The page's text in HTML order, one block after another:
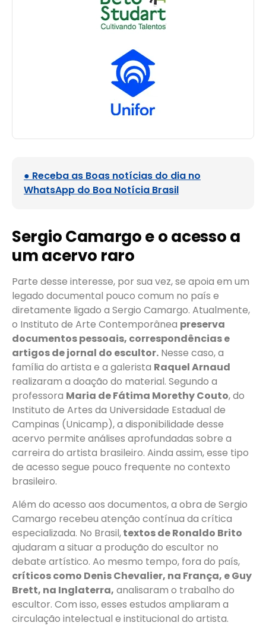
● Receba as Boas notícias do dia no
WhatsApp do Boa Notícia Brasil
Sergio Camargo e o acesso a
um acervo raro
Parte desse interesse, por sua vez, se apoia em um
legado documental pouco comum no país e
diretamente ligado a Sergio Camargo. Atualmente,
o Instituto de Arte Contemporânea preserva
documentos pessoais, correspondências e
artigos de jornal do escultor. Nesse caso, a
família do artista e a galerista Raquel Arnaud
realizaram a doação do material. Segundo a
professora Maria de Fátima Morethy Couto, do
Instituto de Artes da Universidade Estadual de
Campinas (Unicamp), a disponibilidade desse
acervo permite análises aprofundadas sobre a
carreira do artista brasileiro. Ainda assim, esse tipo
de acesso segue pouco frequente no contexto
brasileiro.
Além do acesso aos documentos, a obra de Sergio
Camargo recebeu atenção contínua da crítica
especializada. No Brasil,textos de Ronaldo Brito
ajudaram a situar a produção do escultor no
debate artístico. Ao mesmo tempo, fora do país,
críticos como Denis Chevalier, na França, e Guy
Brett, na Inglaterra, analisaram o trabalho do
escultor. Com isso, esses estudos ampliaram a
circulação intelectual e institucional do artista.